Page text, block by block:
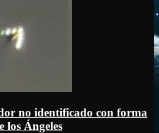
no identificado con forma
los Ángeles